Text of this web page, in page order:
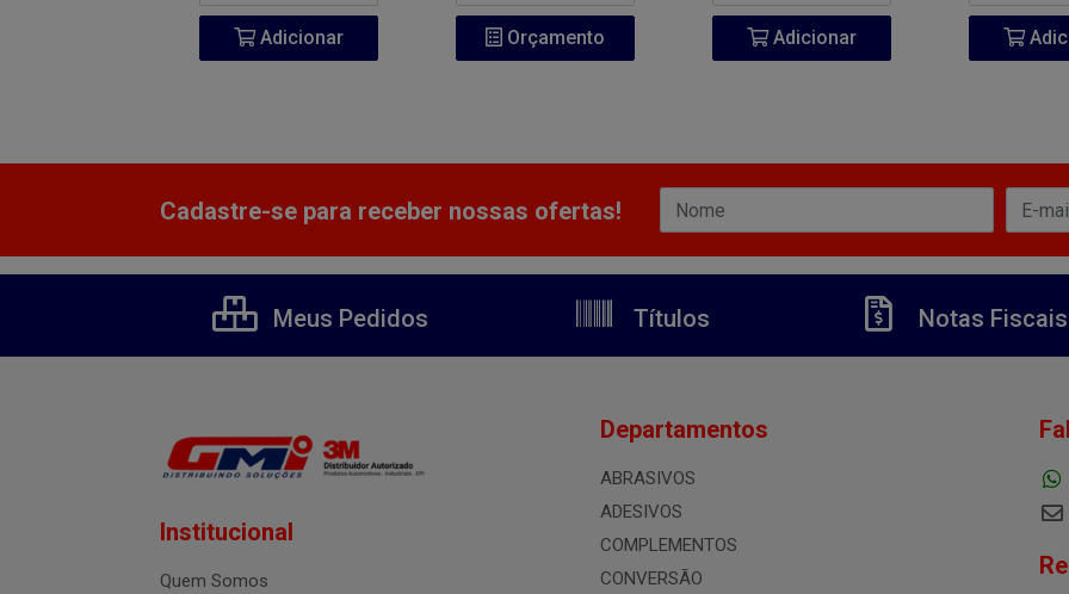
Adicionar Orçamento Adicionar
Cadastre-se para receber nossas ofertas!
Meus Pedidos Títulos Notas Fiscais
Institucional
Quem Somos
Departamentos
ABRASIVOS
ADESIVOS
COMPLEMENTOS
CONVERSÃO